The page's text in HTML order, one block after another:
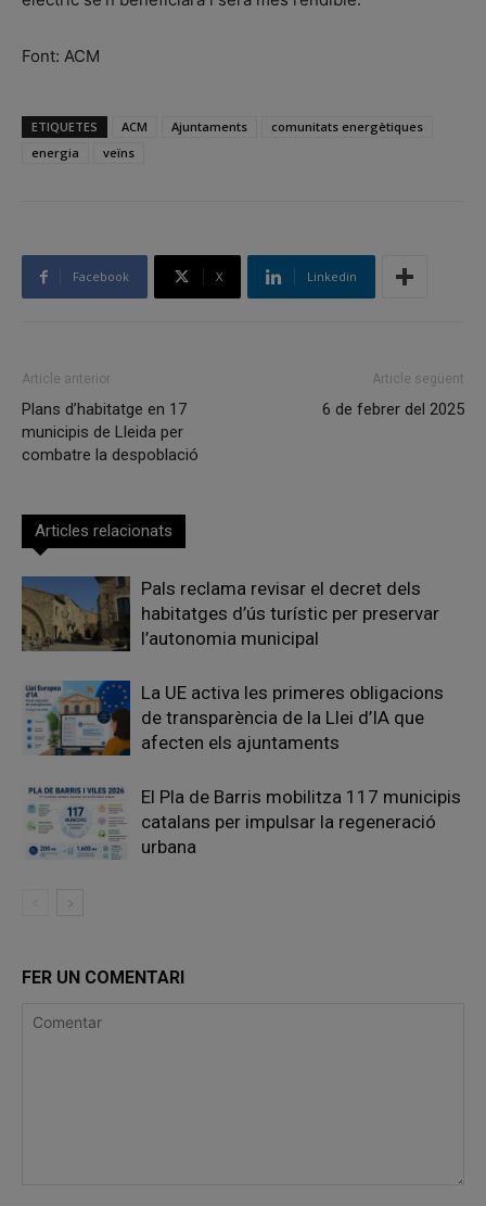
Font: ACM
ETIQUETES ACM Ajuntaments
comunitats energètiques
energia
veïns
Facebook X Linkedin
Article anterior
Plans d’habitatge en 17
municipis de Lleida per
combatre la despoblació
Article següent
6 de febrer del 2025
Articles relacionats
Pals reclama revisar el decret dels
habitatges d’ús turístic per preservar
l’autonomia municipal
La UE activa les primeres obligacions
de transparència de la Llei d’IA que
afecten els ajuntaments
El Pla de Barris mobilitza 117 municipis
catalans per impulsar la regeneració
urbana
FER UN COMENTARI